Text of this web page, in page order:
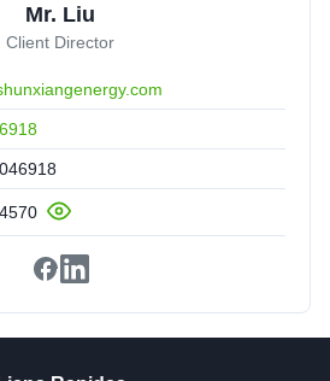
Mr. Liu
Client Director